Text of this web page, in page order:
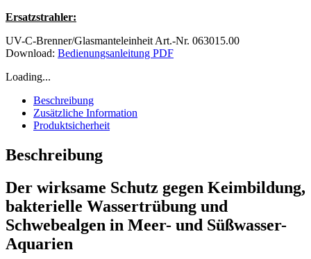
Ersatzstrahler:
UV-C-Brenner/Glasmanteleinheit Art.-Nr. 063015.00
Download: Bedienungsanleitung PDF
Loading...
Beschreibung
Zusätzliche Information
Produktsicherheit
Beschreibung
Der wirksame Schutz gegen Keimbildung,
bakterielle Wassertrübung und
Schwebealgen in Meer- und Süßwasser-
Aquarien